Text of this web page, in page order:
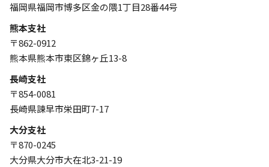
福岡県福岡市博多区金の隈1丁目28番44号
熊本支社
〒862-0912
熊本県熊本市東区錦ヶ丘13-8
長崎支社
〒854-0081
長崎県諫早市栄田町7-17
大分支社
〒870-0245
大分県大分市大在北3-21-19